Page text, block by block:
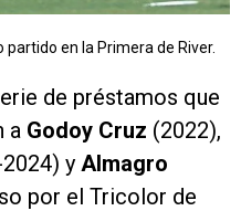
en la Primera de River.
de préstamos que
a Godoy Cruz (2022),
y Almagro
por el Tricolor de